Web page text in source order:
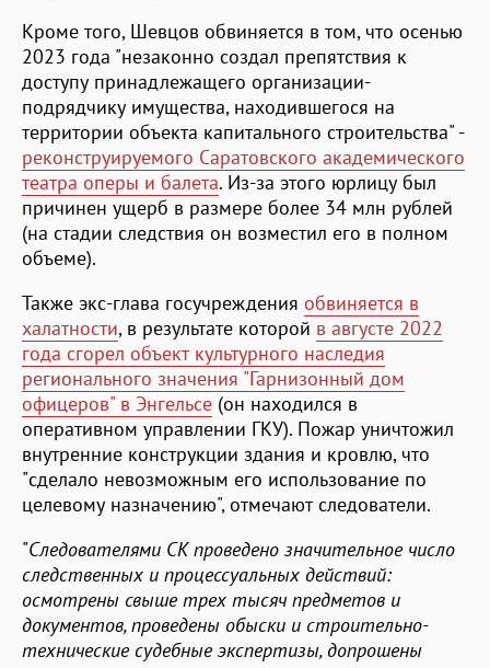
Кроме того, Шевцов обвиняется в том, что осенью
2023 года "незаконно создал препятствия к
доступу принадлежащего организации-
подрядчику имущества, находившегося на
территории объекта капитального строительства" -
реконструируемого Саратовского академического
театра оперы и балета. Из-за этого юрлицу был
причинен ущерб в размере более 34 млн рублей
(на стадии следствия он возместил его в полном
объеме).
Также экс-глава госучреждения обвиняется в
халатности, в результате которой в августе 2022
года сгорел объект культурного наследия
регионального значения "Гарнизонный дом
офицеров" в Энгельсе (он находился в
оперативном управлении ГКУ). Пожар уничтожил
внутренние конструкции здания и кровлю, что
"сделало невозможным его использование по
целевому назначению", отмечают следователи.
"Следователями СК проведено значительное число
следственных и процессуальных действий:
осмотрены свыше трех тысяч предметов и
документов, проведены обыски и строительно-
технические судебные экспертизы, допрошены